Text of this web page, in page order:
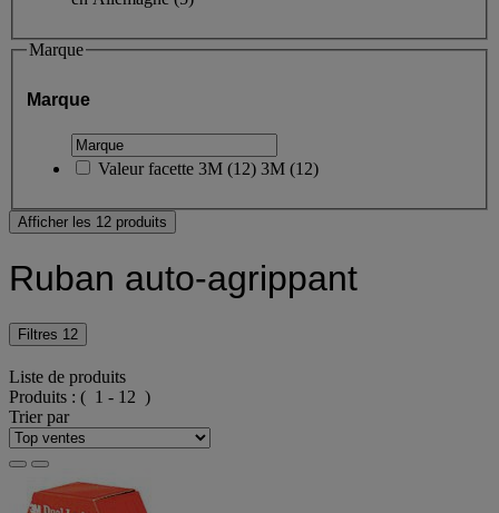
Marque
Marque
Valeur facette 3M (12) 3M (12)
Afficher les 12 produits
Ruban auto-agrippant
Filtres 12
Liste de produits
Produits : ( 1 - 12 )
Trier par